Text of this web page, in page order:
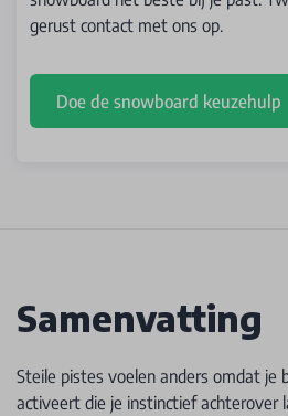
gerust contact met ons op.
Doe de snowboard keuzehulp
Samenvatting
Steile pistes voelen anders omdat je
activeert die je instinctief achterover